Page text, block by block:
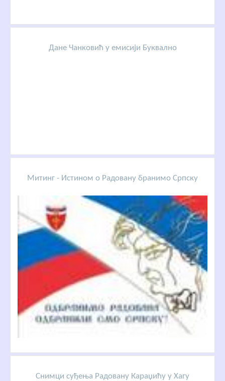
Дане Чанковић у емисији Буквално
Митинг - Истином о Радовану бранимо Српску
Снимци суђења Радовану Караџићу у Хагу